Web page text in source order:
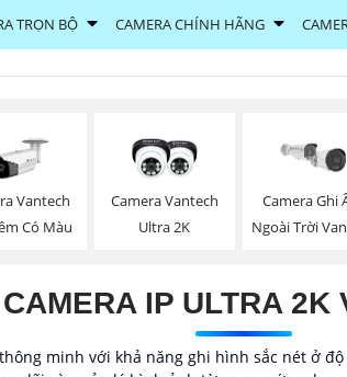
TRỌN BỘ CAMERA CHÍNH HÃNG
Vantech
Có Màu
Camera Vantech
Ultra 2K
Camera Ghi
Ngoài Trời
CAMERA IP ULTRA 2K
minh với khả năng ghi hình sắc nét ở